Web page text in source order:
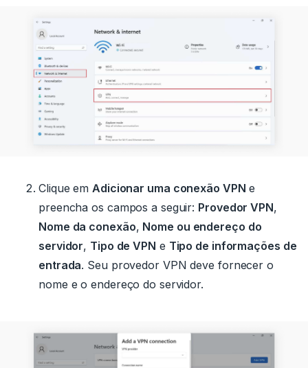
Clique em Adicionar uma conexão VPN e
preencha os campos a seguir: Provedor VPN,
Nome da conexão, Nome ou endereço do
servidor, Tipo de VPN e Tipo de informações de
entrada. Seu provedor VPN deve fornecer o
nome e o endereço do servidor.